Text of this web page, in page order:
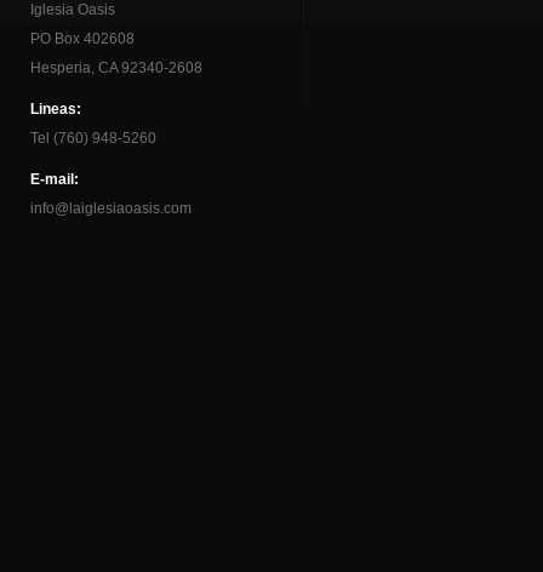
Iglesia Oasis
PO Box 402608
Hesperia, CA 92340-2608
Lineas:
Tel (760) 948-5260
E-mail:
info@laiglesiaoasis.com